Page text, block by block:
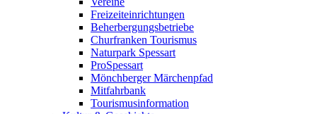
Freizeiteinrichtungen
Beherbergungsbetriebe
Churfranken Tourismus
Naturpark Spessart
ProSpessart
Mönchberger Märchenpfad
Mitfahrbank
Tourismusinformation